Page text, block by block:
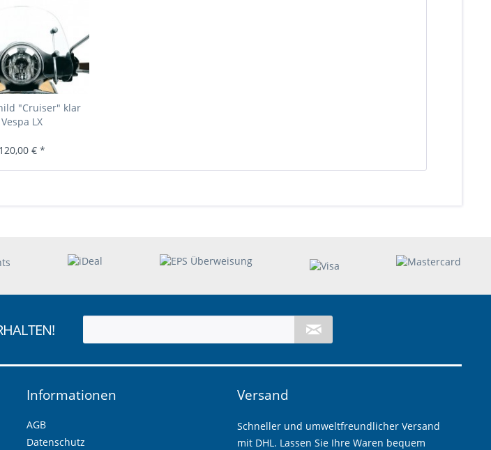
"Cruiser" klar
Vespa LX
120,00 € *
Informationen
AGB
Datenschutz
Versand
Schneller und umweltfreundlicher Versand
mit DHL. Lassen Sie Ihre Waren bequem